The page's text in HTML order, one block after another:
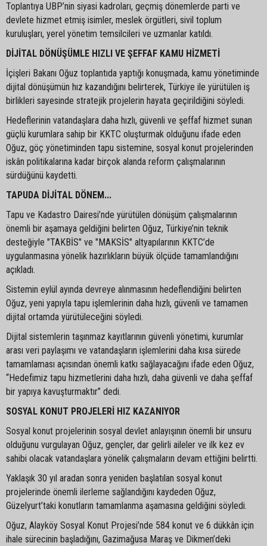
Toplantıya UBP’nin siyasi kadroları, geçmiş dönemlerde parti ve
devlete hizmet etmiş isimler, meslek örgütleri, sivil toplum
kuruluşları, yerel yönetim temsilcileri ve uzmanlar katıldı.
DİJİTAL DÖNÜŞÜMLE HIZLI VE ŞEFFAF KAMU HİZMETİ
İçişleri Bakanı Oğuz toplantıda yaptığı konuşmada, kamu yönetiminde
dijital dönüşümün hız kazandığını belirterek, Türkiye ile yürütülen iş
birlikleri sayesinde stratejik projelerin hayata geçirildiğini söyledi.
Hedeflerinin vatandaşlara daha hızlı, güvenli ve şeffaf hizmet sunan
güçlü kurumlara sahip bir KKTC oluşturmak olduğunu ifade eden
Oğuz, göç yönetiminden tapu sistemine, sosyal konut projelerinden
iskân politikalarına kadar birçok alanda reform çalışmalarının
sürdüğünü kaydetti.
TAPUDA DİJİTAL DÖNEM...
Tapu ve Kadastro Dairesi’nde yürütülen dönüşüm çalışmalarının
önemli bir aşamaya geldiğini belirten Oğuz, Türkiye’nin teknik
desteğiyle "TAKBİS" ve "MAKSİS" altyapılarının KKTC’de
uygulanmasına yönelik hazırlıkların büyük ölçüde tamamlandığını
açıkladı.
Sistemin eylül ayında devreye alınmasının hedeflendiğini belirten
Oğuz, yeni yapıyla tapu işlemlerinin daha hızlı, güvenli ve tamamen
dijital ortamda yürütüleceğini söyledi.
Dijital sistemlerin taşınmaz kayıtlarının güvenli yönetimi, kurumlar
arası veri paylaşımı ve vatandaşların işlemlerini daha kısa sürede
tamamlaması açısından önemli katkı sağlayacağını ifade eden Oğuz,
“Hedefimiz tapu hizmetlerini daha hızlı, daha güvenli ve daha şeffaf
bir yapıya kavuşturmaktır” dedi.
SOSYAL KONUT PROJELERİ HIZ KAZANIYOR
Sosyal konut projelerinin sosyal devlet anlayışının önemli bir unsuru
olduğunu vurgulayan Oğuz, gençler, dar gelirli aileler ve ilk kez ev
sahibi olacak vatandaşlara yönelik çalışmaların devam ettiğini belirtti.
Yaklaşık 30 yıl aradan sonra yeniden başlatılan sosyal konut
projelerinde önemli ilerleme sağlandığını kaydeden Oğuz,
Güzelyurt’taki konutların tamamlanma aşamasına geldiğini söyledi.
Oğuz, Alayköy Sosyal Konut Projesi’nde 584 konut ve 6 dükkân için
ihale sürecinin başladığını, Gazimağusa Maraş ve Dikmen’deki